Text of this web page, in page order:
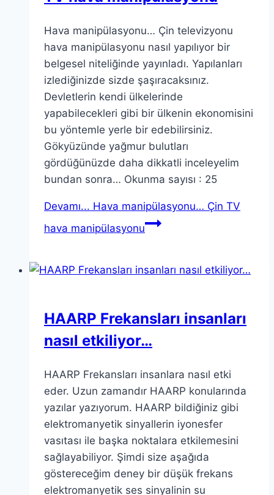
Hava manipülasyonu… Çin televizyonu
hava manipülasyonu nasıl yapılıyor bir
belgesel niteliğinde yayınladı. Yapılanları
izlediğinizde sizde şaşıracaksınız.
Devletlerin kendi ülkelerinde
yapabilecekleri gibi bir ülkenin ekonomisini
bu yöntemle yerle bir edebilirsiniz.
Gökyüzünde yağmur bulutları
gördüğünüzde daha dikkatli inceleyelim
bundan sonra… Okunma sayısı : 25
Devamı... Hava manipülasyonu… Çin TV
hava manipülasyonu
HAARP Frekansları insanları
nasıl etkiliyor…
HAARP Frekansları insanlara nasıl etki
eder. Uzun zamandır HAARP konularında
yazılar yazıyorum. HAARP bildiğiniz gibi
elektromanyetik sinyallerin iyonesfer
vasıtası ile başka noktalara etkilemesini
sağlayabiliyor. Şimdi size aşağıda
göstereceğim deney bir düşük frekans
elektromanyetik ses sinyalinin su